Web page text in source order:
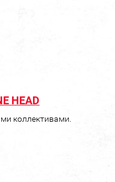
HEAD
коллективами.